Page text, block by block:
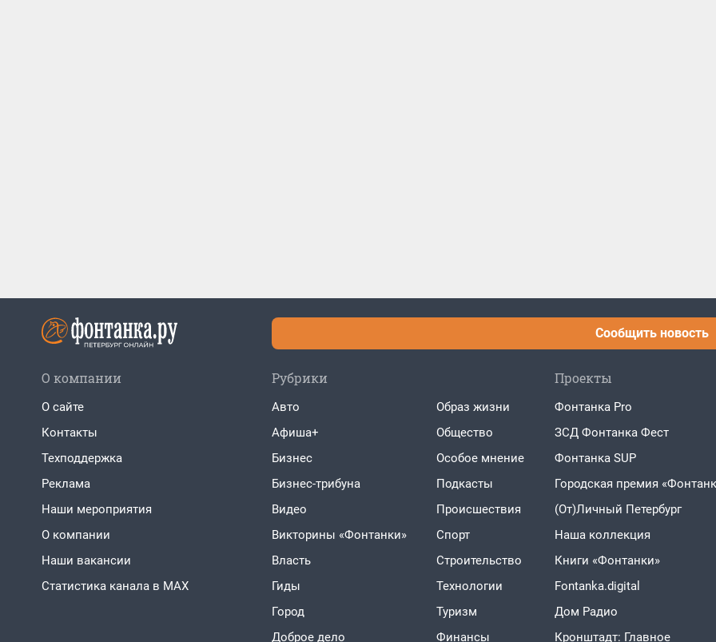
Сообщить новость
О компании
О сайте
Контакты
Техподдержка
Реклама
Наши мероприятия
О компании
Наши вакансии
Статистика канала в MAX
Рубрики
Авто
Афиша+
Бизнес
Бизнес-трибуна
Видео
Викторины «Фонтанки»
Власть
Гиды
Город
Доброе дело
Образ жизни
Общество
Особое мнение
Подкасты
Проиcшествия
Спорт
Строительство
Технологии
Туризм
Финансы
Проекты
Фонтанка Pro
ЗСД Фонтанка Фест
Фонтанка SUP
Городская премия
(От)Личный Петербург
Наша коллекция
Книги «Фонтанки»
Fontanka.digital
Дом Радио
Кронштадт: Главное